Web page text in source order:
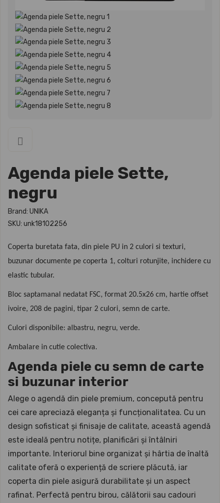
Agenda piele Sette,
negru
Brand: UNIKA
SKU: unk18102256
Coperta buretata fata, din piele PU in 2 culori si texturi,
buzunar documente pe coperta 1, colturi rotunjite, inchidere cu
elastic tubular.
Bloc saptamanal nedatat FSC, format 20.5x26 cm, hartie offset
ivoire, 208 de pagini, tipar 2 culori, semn de carte.
Culori disponibile: albastru, negru, verde.
Ambalare in cutie colectiva.
Agenda piele cu semn de carte
si buzunar interior
Alege o agendă din piele premium, concepută pentru
cei care apreciază eleganța și funcționalitatea. Cu un
design sofisticat și finisaje de calitate, această agendă
este ideală pentru notițe, planificări și întâlniri
importante. Interiorul bine organizat și hârtia de înaltă
calitate oferă o experiență de scriere plăcută, iar
coperta din piele asigură durabilitate și un aspect
rafinat. Perfectă pentru birou, călătorii sau cadouri